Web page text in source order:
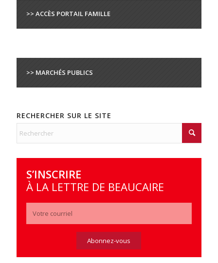
>> ACCÈS PORTAIL FAMILLE
>> MARCHÉS PUBLICS
RECHERCHER SUR LE SITE
S’INSCRIRE
À LA LETTRE DE BEAUCAIRE